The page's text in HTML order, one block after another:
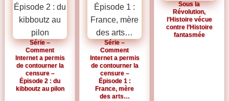
Série –
Comment
Internet a permis
de contourner la
censure –
Épisode 2 : du
kibboutz au pilon
Série –
Comment
Internet a permis
de contourner la
censure –
Épisode 1 :
France, mère
des arts…
Sous la
Révolution,
l’Histoire vécue
contre l’Histoire
fantasmée